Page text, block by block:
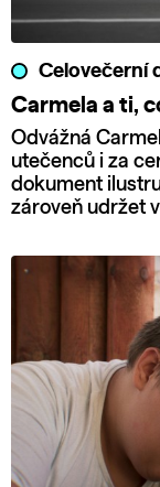
Celovečerní
Carmela a ti,
Odvážná
utečenců i za
dokument
zároveň udržet